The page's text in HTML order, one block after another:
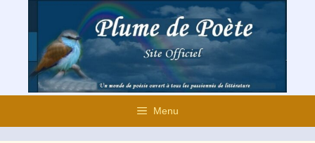
contenu
Menu